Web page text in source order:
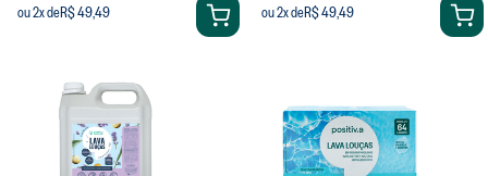
ou2x deR$ 49,49 ou2x deR$ 49,49